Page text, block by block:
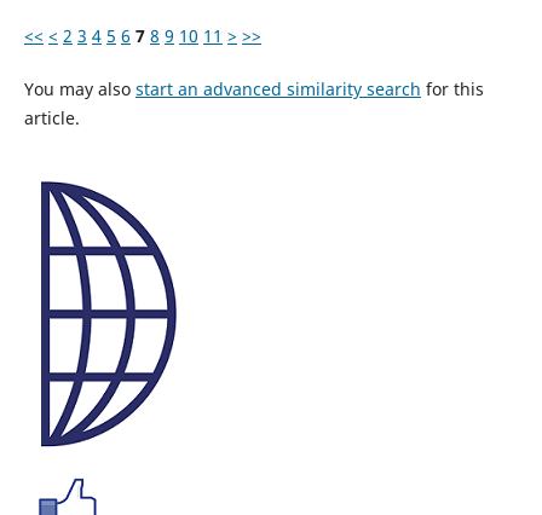
<< < 2 3 4 5 6 7 8 9 10 11 > >>
You may also start an advanced similarity search for this
article.